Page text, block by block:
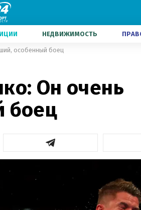
НЕДВИЖИМОСТЬ
особенный боец
Он очень
боец